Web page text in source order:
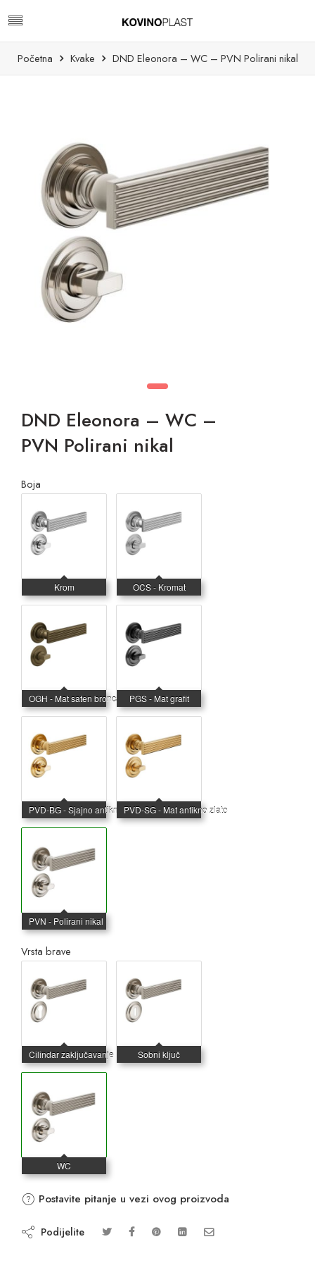
Početna Kvake DND Eleonora – WC – PVN Polirani nikal
DND Eleonora – WC –
PVN Polirani nikal
Boja
Vrsta brave
Postavite pitanje u vezi ovog proizvoda
Podijelite